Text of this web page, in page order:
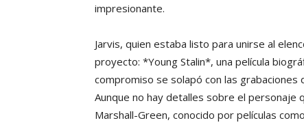
impresionante.
Jarvis, quien estaba listo para unirse al
proyecto: *Young Stalin*, una película
compromiso se solapó con las
Aunque no hay detalles sobre el personaje
Marshall-Green, conocido por películas